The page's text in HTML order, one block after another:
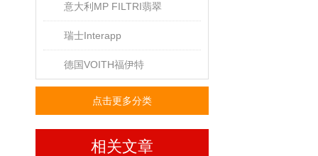
意大利MP FILTRI翡翠
瑞士Interapp
德国VOITH福伊特
点击更多分类
相关文章